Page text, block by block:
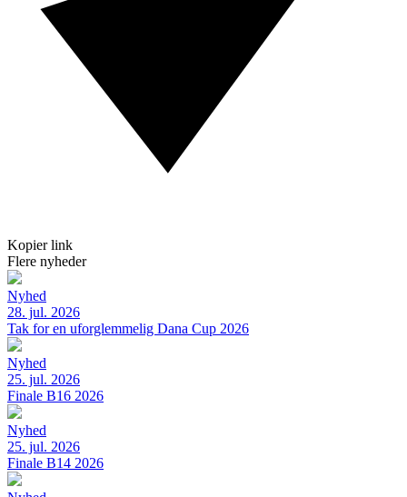
Kopier link
Flere nyheder
Nyhed
28. jul. 2026
Tak for en uforglemmelig Dana Cup 2026
Nyhed
25. jul. 2026
Finale B16 2026
Nyhed
25. jul. 2026
Finale B14 2026